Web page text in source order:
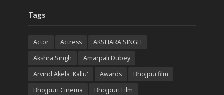
Tags
Actor Actress
AKSHARA SINGH
Akshra Singh
Amarpali Dubey
Arvind Akela 'Kallu'
Awards
Bhojpui film
Bhojpuri Cinema
Bhojpuri Film